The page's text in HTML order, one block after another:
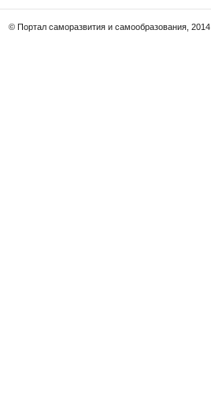
© Портал саморазвития и самообразования, 2014